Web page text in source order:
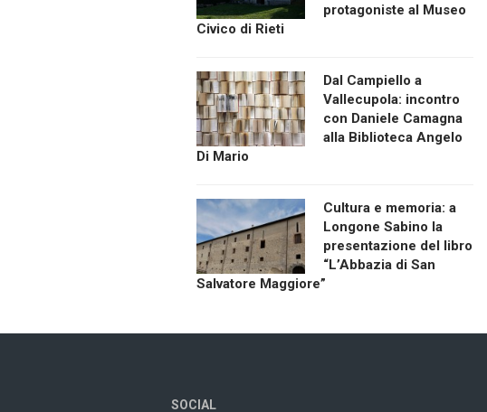
protagoniste al Museo
Civico di Rieti
Dal Campiello a
Vallecupola: incontro
con Daniele Camagna
alla Biblioteca Angelo
Di Mario
Cultura e memoria: a
Longone Sabino la
presentazione del libro
“L’Abbazia di San
Salvatore Maggiore”
SOCIAL